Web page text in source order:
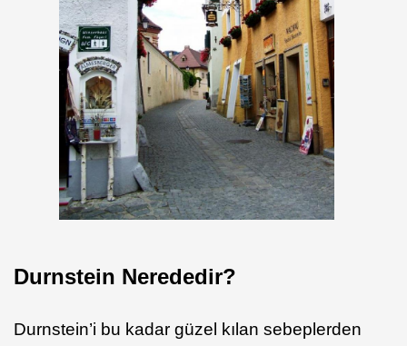
Durnstein Nerededir?
Durnstein’i bu kadar güzel kılan sebeplerden